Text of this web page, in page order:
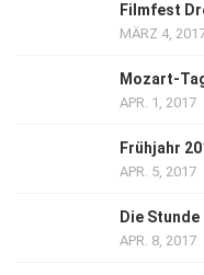
Filmfest
MÄRZ 4,
Mozart-
APR. 1, 2017
Frühjahr
APR. 5, 2017
Die
APR. 8, 2017